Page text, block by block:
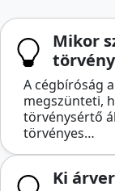
Mikor
A cégbíróság
megszünteti,
törvénysértő
törvényes…
Ki